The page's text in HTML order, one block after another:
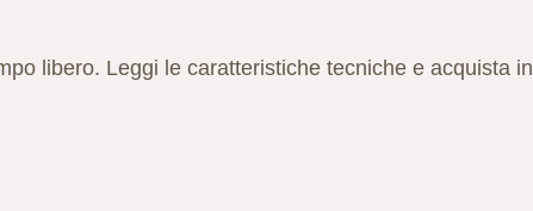
libero. Leggi le caratteristiche tecniche e acquista in